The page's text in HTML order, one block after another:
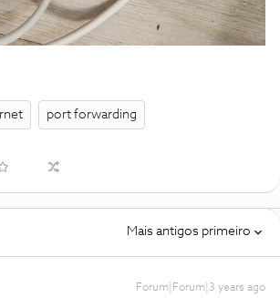
port forwarding
Mais antigos primeiro
Forum|Forum|3 years ago